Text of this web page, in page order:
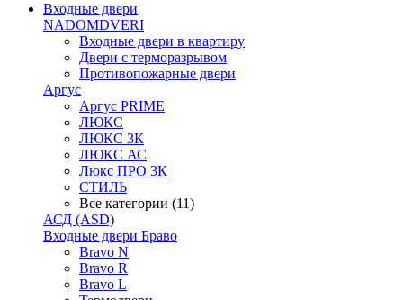
Входные двери
NADOMDVERI
Входные двери в квартиру
Двери с терморазрывом
Противопожарные двери
Аргус
Аргус PRIME
ЛЮКС
ЛЮКС 3К
ЛЮКС АС
Люкс ПРО 3К
СТИЛЬ
Все категории (11)
АСД (ASD)
Входные двери Браво
Bravo N
Bravo R
Bravo L